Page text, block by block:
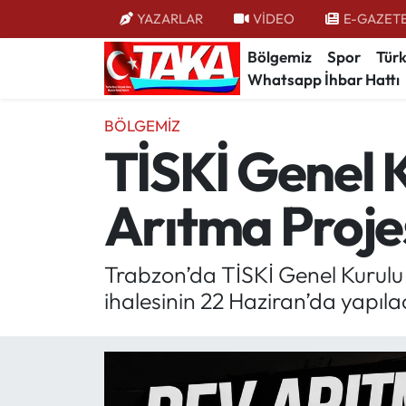
YAZARLAR VİDEO E-
Bölgemiz Spor
Whatsapp İhbar Hattı
BÖLGEMIZ
TİSKİ Genel
Arıtma
Trabzon’da TİSKİ Genel
ihalesinin 22 Haziran’da
Bölgemiz
Kültür/Sanat
Politik Kulis
Trabzon Nöbetçi Eczaneler
Trabzon Hava Durumu
Trabzon Trafik Yoğunluk Haritası
Süper Lig Puan Durumu ve Fikstür
Son Dakika Haberleri